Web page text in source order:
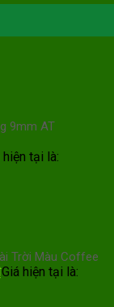
9mm AT
hiện tại là:
Trời Màu Coffee
Giá hiện tại là: